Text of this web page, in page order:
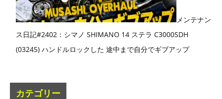
メンテナン
ス日記#2402：シマノ SHIMANO 14 ステラ C3000SDH
(03245) ハンドルロックした 途中まで自分でギブアップ
カテゴリー